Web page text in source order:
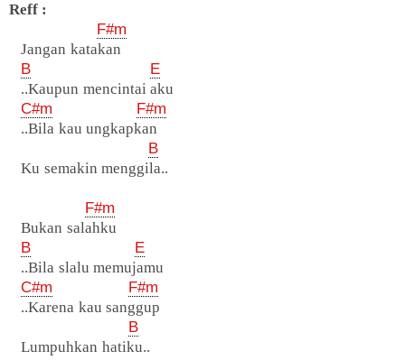
Reff :
F#m
Jangan katakan
B
E
..Kaupun mencintai aku
C#m
F#m
..Bila kau ungkapkan
B
Ku semakin menggila..
F#m
Bukan salahku
B
E
..Bila slalu memujamu
C#m
F#m
..Karena kau sanggup
B
Lumpuhkan hatiku..